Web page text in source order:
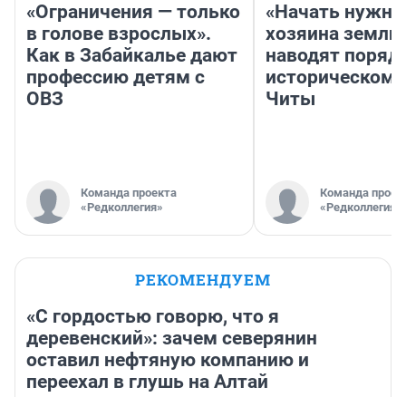
«Ограничения — только
в голове взрослых».
Как в Забайкалье дают
профессию детям с
ОВЗ
Команда проекта
«Редколлегия»
«Начать нужно
хозяина
наводят
историческом
Читы
Команда
«Редколлегия»
РЕКОМЕНДУЕМ
«С гордостью говорю, что я
деревенский»: зачем северянин
оставил нефтяную компанию и
переехал в глушь на Алтай